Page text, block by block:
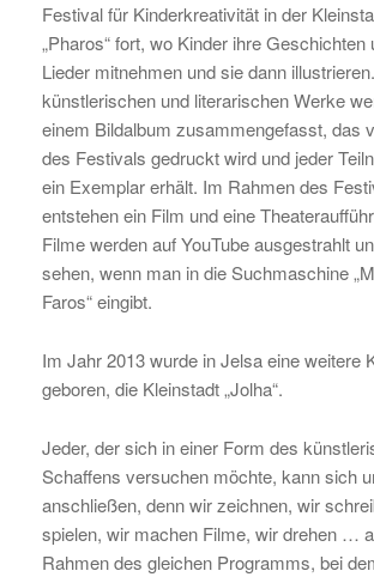
Festival für Kinderkreativität in der
„Pharos“ fort, wo Kinder ihre Geschichten
Lieder mitnehmen und sie dann
künstlerischen und literarischen Werke
einem Bildalbum zusammengefasst, das
des Festivals gedruckt wird und jeder
ein Exemplar erhält. Im Rahmen des
entstehen ein Film und eine
Filme werden auf YouTube ausgestrahlt
sehen, wenn man in die Suchmaschine
Faros“ eingibt.
Im Jahr 2013 wurde in Jelsa eine weitere
geboren, die Kleinstadt „Jolha“.
Jeder, der sich in einer Form des
Schaffens versuchen möchte, kann sich
anschließen, denn wir zeichnen, wir
spielen, wir machen Filme, wir drehen …
Rahmen des gleichen Programms, bei